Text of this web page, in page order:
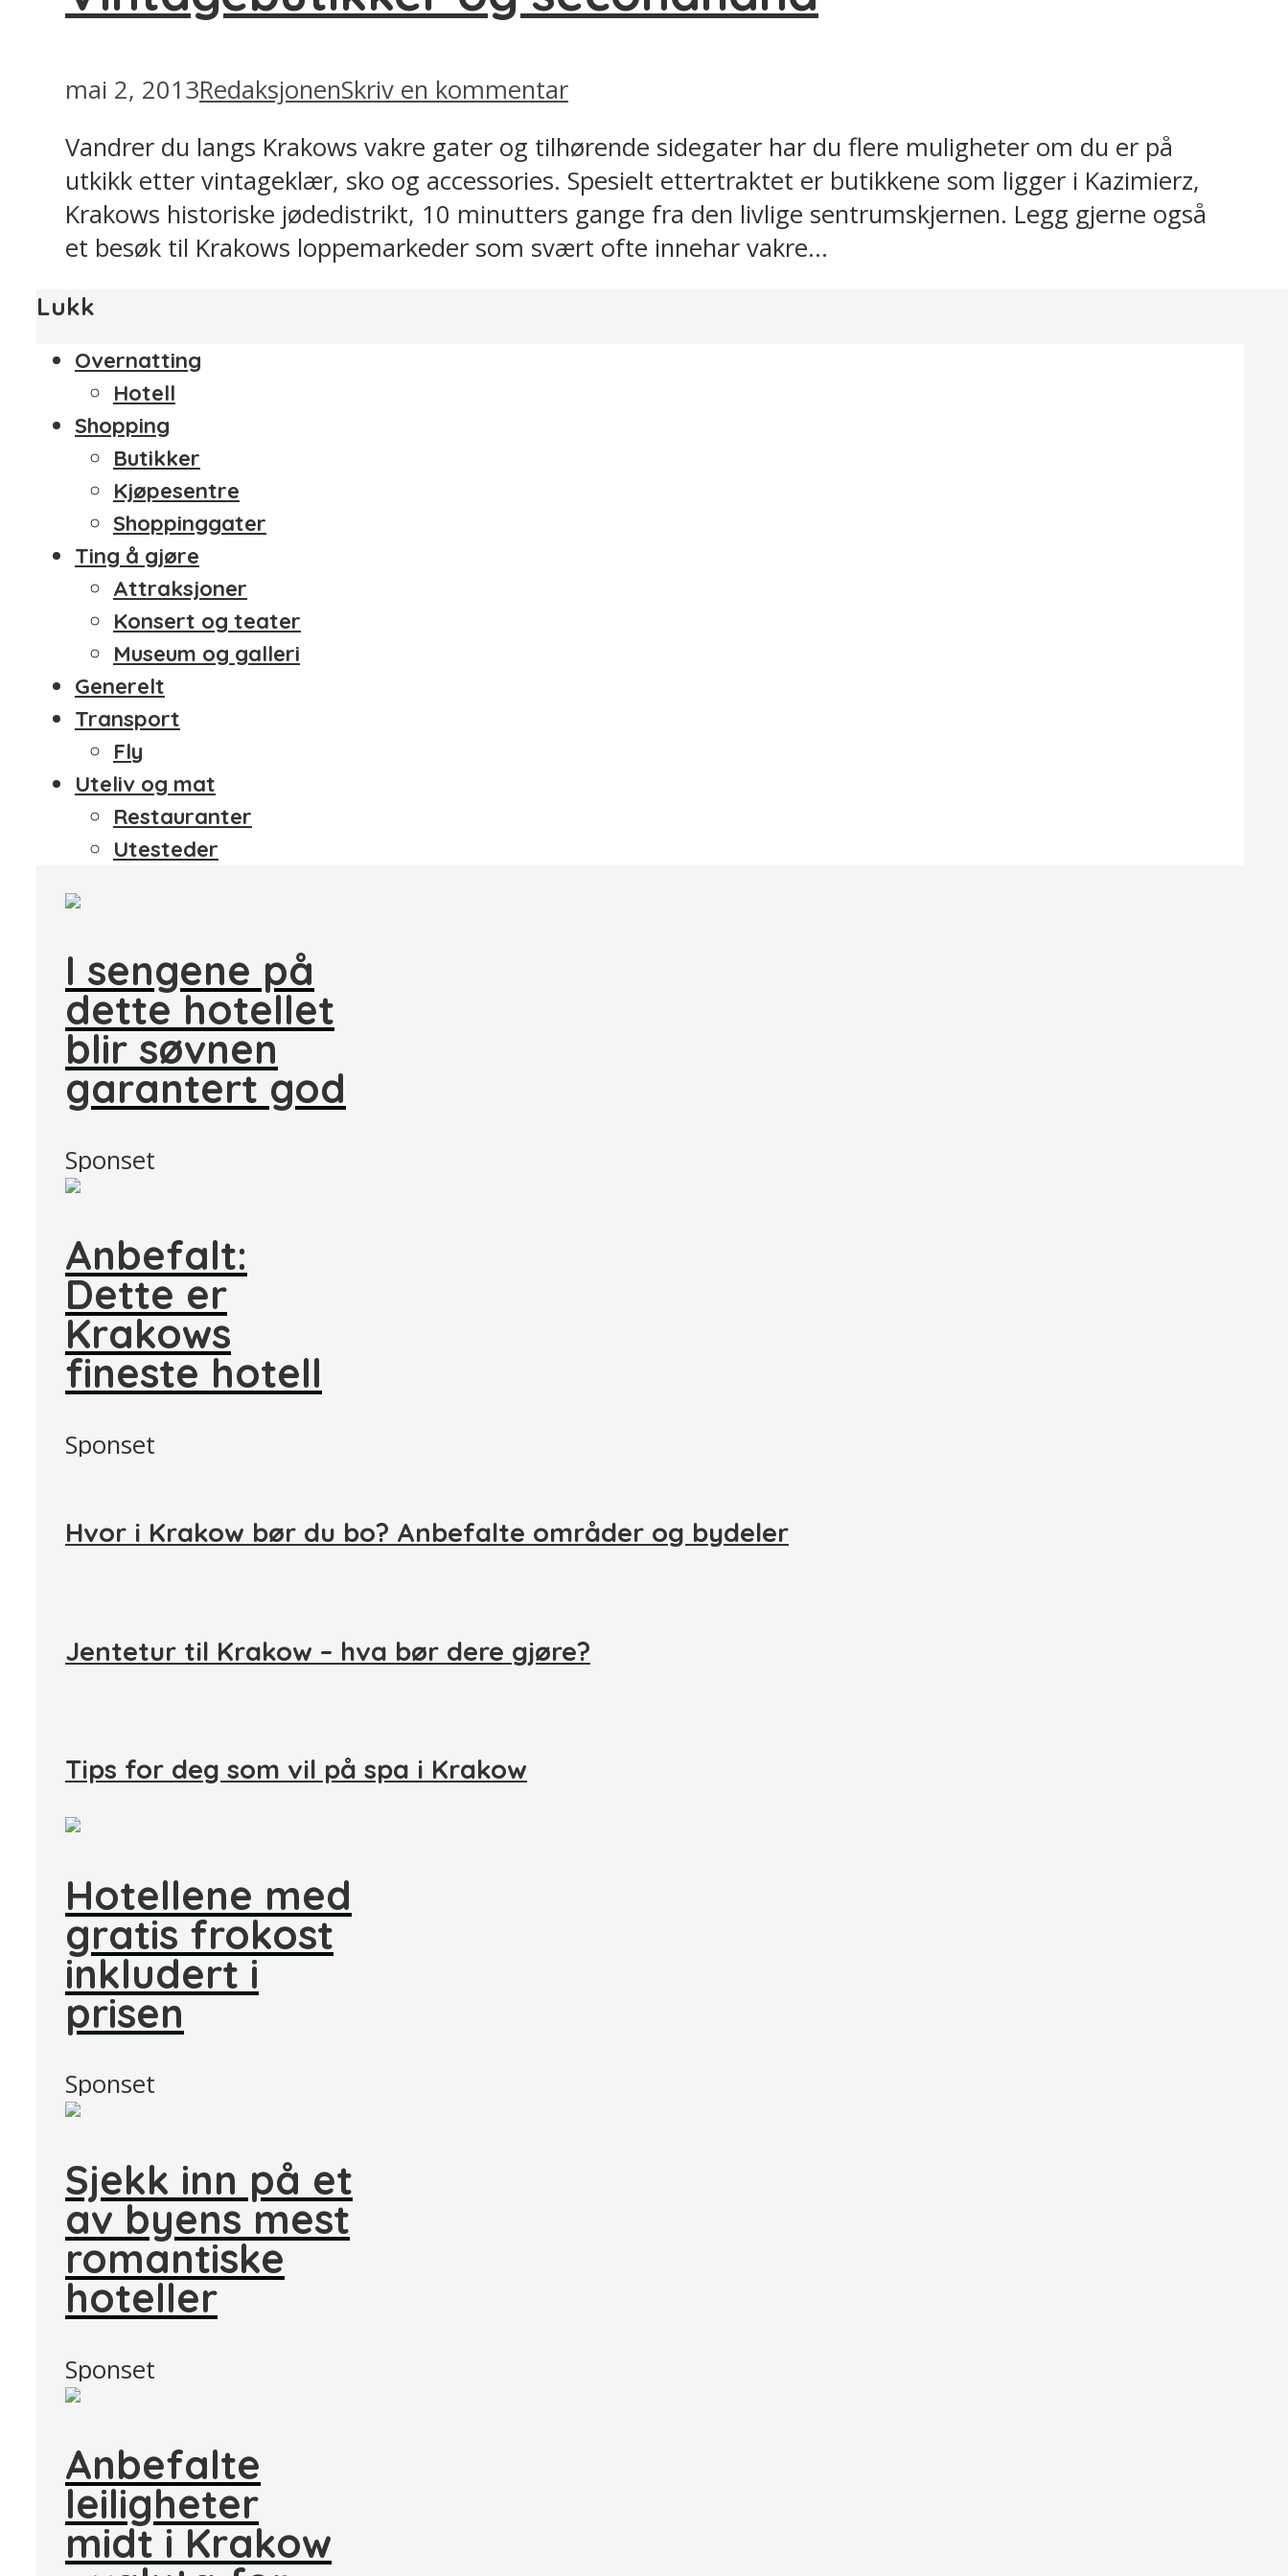
mai 2, 2013RedaksjonenSkriv en kommentar
Vandrer du langs Krakows vakre gater og tilhørende sidegater har du flere muligheter om du er på
utkikk etter vintageklær, sko og accessories. Spesielt ettertraktet er butikkene som ligger i Kazimierz,
Krakows historiske jødedistrikt, 10 minutters gange fra den livlige sentrumskjernen. Legg gjerne også
et besøk til Krakows loppemarkeder som svært ofte innehar vakre...
Lukk
Overnatting
Hotell
Shopping
Butikker
Kjøpesentre
Shoppinggater
Ting å gjøre
Attraksjoner
Konsert og teater
Museum og galleri
Generelt
Transport
Fly
Uteliv og mat
Restauranter
Utesteder
I sengene på
dette hotellet
blir søvnen
garantert god
Sponset
Anbefalt:
Dette er
Krakows
fineste hotell
Sponset
Hvor i Krakow bør du bo? Anbefalte områder og bydeler
Jentetur til Krakow – hva bør dere gjøre?
Tips for deg som vil på spa i Krakow
Hotellene med
gratis frokost
inkludert i
prisen
Sponset
Sjekk inn på et
av byens mest
romantiske
hoteller
Sponset
Anbefalte
leiligheter
midt i Krakow